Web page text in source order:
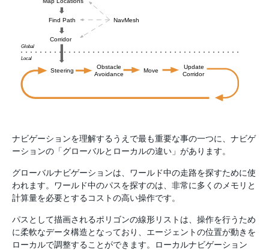
ナビゲーションを理解するうえで最も重要な事の一つに、ナビゲ
ーションの「グローバルとローカルの違い」があります。
グローバルナビゲーションは、ワールド中の走路を探すために使
われます。ワールド中のパスを探すのは、非常に多くのメモリと
計算量を必要とするコストの高い操作です。
パスとして描画されるポリゴンの線形リストは、操作を行うため
に柔軟なデータ構造となっており、エージェントの位置が動きを
ローカルで調整することができます。ローカルナビゲーション